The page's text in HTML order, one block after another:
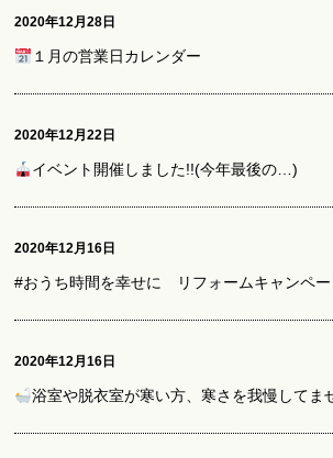
2020年12月28日
１月の営業日カレンダー
2020年12月22日
イベント開催しました!!(今年最後の…)
2020年12月16日
#おうち時間を幸せに リフォームキャンペー
2020年12月16日
浴室や脱衣室が寒い方、寒さを我慢してま